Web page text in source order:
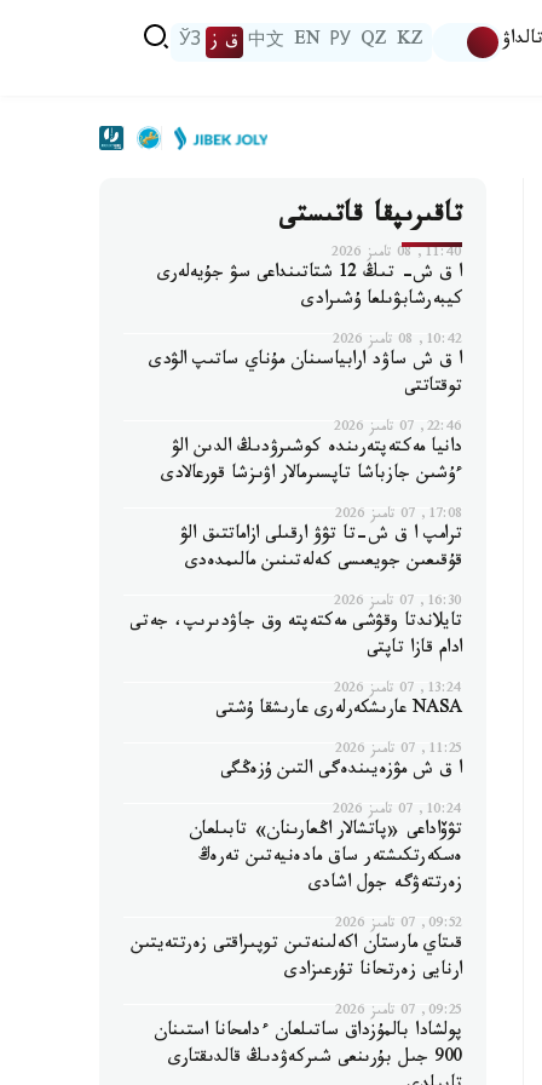
تالداۋ KZ
QZ
РУ
EN
中文 ق ز ЎЗ
تاقىرىپقا قاتىستى
11:40, 08 تامىز 2026
ا ق ش- تىڭ 12 شتاتىنداعى سۋ جۇيەلەرى
كيبەرشابۋىلعا ۇشىرادى
10:42, 08 تامىز 2026
ا ق ش ساۋد ارابياسىنان مۇناي ساتىپ الۋدى
توقتاتتى
22:46, 07 تامىز 2026
دانيا مەكتەپتەرىندە كوشىرۋدىڭ الدىن الۋ
ءۇشىن جازباشا تاپسىرمالار اۋىزشا قورعالادى
17:08, 07 تامىز 2026
ترامپ ا ق ش-تا تۋۋ ارقىلى ازاماتتىق الۋ
قۇقىعىن جويعىسى كەلەتىنىن مالىمدەدى
16:30, 07 تامىز 2026
تايلاندتا وقۋشى مەكتەپتە وق جاۋدىرىپ، جەتى
ادام قازا تاپتى
13:24, 07 تامىز 2026
NASA عارىشكەرلەرى عارىشقا ۇشتى
11:25, 07 تامىز 2026
ا ق ش مۋزەيىندەگى التىن ۇزەڭگى
10:24, 07 تامىز 2026
تۋۆاداعى «پاتشالار اڭعارىنان» تابىلعان
ەسكەرتكىشتەر ساق مادەنيەتىن تەرەڭ
زەرتتەۋگە جول اشادى
09:52, 07 تامىز 2026
قىتاي مارستان اكەلىنەتىن توپىراقتى زەرتتەيتىن
ارنايى زەرتحانا تۇرعىزادى
09:25, 07 تامىز 2026
پولشادا بالمۇزداق ساتىلعان ءدامحانا استىنان
900 جىل بۇرىنعى شىركەۋدىڭ قالدىقتارى